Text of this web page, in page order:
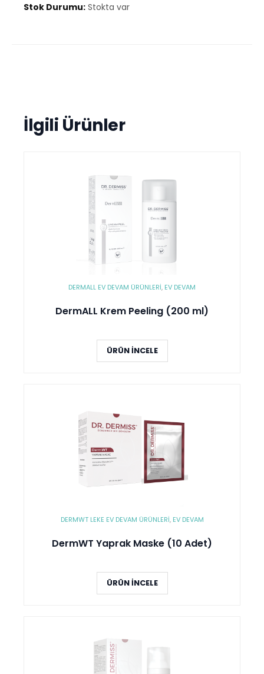
Stok Durumu: Stokta var
İlgili Ürünler
DERMALL EV DEVAM ÜRÜNLERI, EV DEVAM
DermALL Krem Peeling (200 ml)
ÜRÜN İNCELE
DERMWT LEKE EV DEVAM ÜRÜNLERI, EV DEVAM
DermWT Yaprak Maske (10 Adet)
ÜRÜN İNCELE